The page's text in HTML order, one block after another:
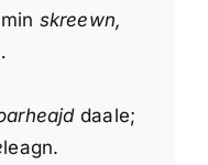
skreewn,
daale;
leagn.